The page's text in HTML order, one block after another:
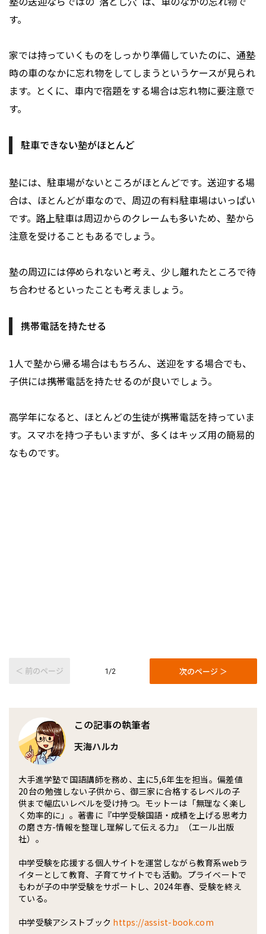
す。
家では持っていくものをしっかり準備していたのに、通塾
時の車のなかに忘れ物をしてしまうというケースが見られ
ます。とくに、車内で宿題をする場合は忘れ物に要注意で
す。
駐車できない塾がほとんど
塾には、駐車場がないところがほとんどです。送迎する場
合は、ほとんどが車なので、周辺の有料駐車場はいっぱい
です。路上駐車は周辺からのクレームも多いため、塾から
注意を受けることもあるでしょう。
塾の周辺には停められないと考え、少し離れたところで待
ち合わせるといったことも考えましょう。
携帯電話を持たせる
1人で塾から帰る場合はもちろん、送迎をする場合でも、
子供には携帯電話を持たせるのが良いでしょう。
高学年になると、ほとんどの生徒が携帯電話を持っていま
す。スマホを持つ子もいますが、多くはキッズ用の簡易的
なものです。
＜ 前のページ 1/2 次のページ ＞
この記事の執筆者
天海ハルカ
大手進学塾で国語講師を務め、主に5,6年生を担当。偏差値
20台の勉強しない子供から、御三家に合格するレベルの子
供まで幅広いレベルを受け持つ。モットーは「無理なく楽し
く効率的に」。著書に『中学受験国語・成績を上げる思考力
の磨き方-情報を整理し理解して伝える力』（エール出版
社）。
中学受験を応援する個人サイトを運営しながら教育系webラ
イターとして教育、子育てサイトでも活動。プライベートで
もわが子の中学受験をサポートし、2024年春、受験を終え
ている。
中学受験アシストブック https://assist-book.com